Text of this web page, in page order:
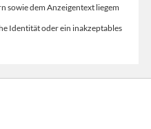
sowie dem Anzeigentext liegem
Identität oder ein inakzeptables